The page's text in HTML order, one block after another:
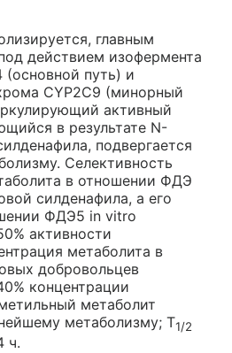
главным
действием изофермента
(основной путь) и
CYP2C9 (минорный
активный
в результате N-
подвергается
Селективность
в отношении ФДЭ
силденафила, а его
ФДЭ5 in vitro
активности
метаболита в
добровольцев
концентрации
метаболит
метаболизму; T1/2
ч.